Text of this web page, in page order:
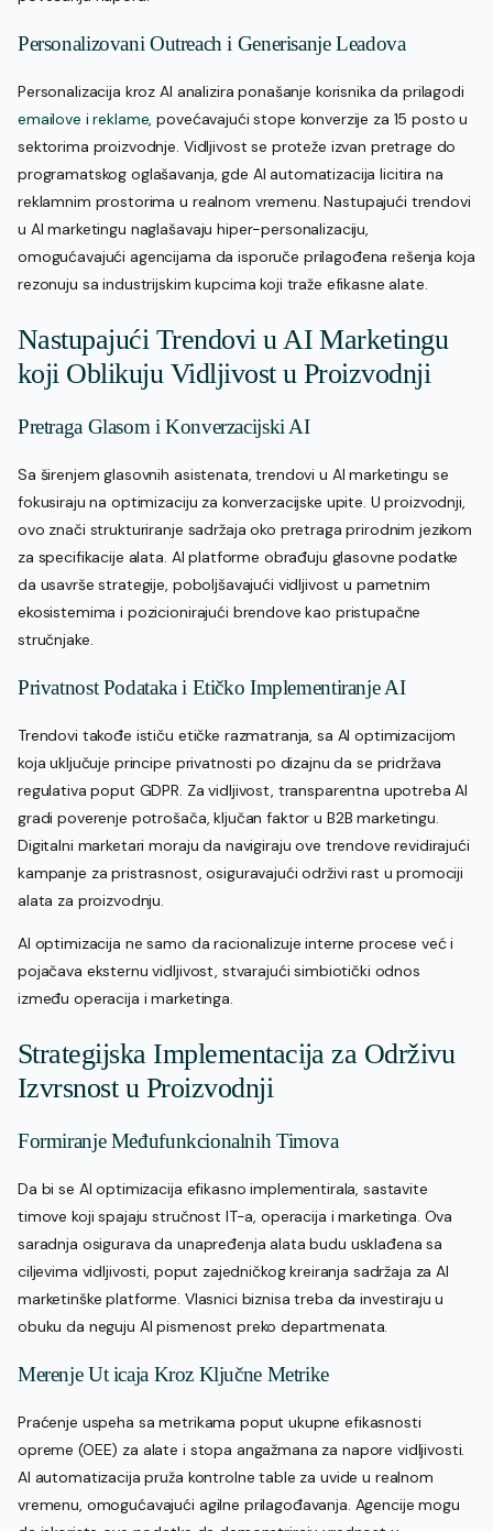
Personalizovani Outreach i Generisanje Leadova
Personalizacija kroz AI analizira ponašanje korisnika da prilagodi
emailove i reklame, povećavajući stope konverzije za 15 posto u
sektorima proizvodnje. Vidljivost se proteže izvan pretrage do
programatskog oglašavanja, gde AI automatizacija licitira na
reklamnim prostorima u realnom vremenu. Nastupajući trendovi
u AI marketingu naglašavaju hiper-personalizaciju,
omogućavajući agencijama da isporuče prilagođena rešenja koja
rezonuju sa industrijskim kupcima koji traže efikasne alate.
Nastupajući Trendovi u AI Marketingu
koji Oblikuju Vidljivost u Proizvodnji
Pretraga Glasom i Konverzacijski AI
Sa širenjem glasovnih asistenata, trendovi u AI marketingu se
fokusiraju na optimizaciju za konverzacijske upite. U proizvodnji,
ovo znači strukturiranje sadržaja oko pretraga prirodnim jezikom
za specifikacije alata. AI platforme obrađuju glasovne podatke
da usavrše strategije, poboljšavajući vidljivost u pametnim
ekosistemima i pozicionirajući brendove kao pristupačne
stručnjake.
Privatnost Podataka i Etičko Implementiranje AI
Trendovi takođe ističu etičke razmatranja, sa AI optimizacijom
koja uključuje principe privatnosti po dizajnu da se pridržava
regulativa poput GDPR. Za vidljivost, transparentna upotreba AI
gradi poverenje potrošača, ključan faktor u B2B marketingu.
Digitalni marketari moraju da navigiraju ove trendove revidirajući
kampanje za pristrasnost, osiguravajući održivi rast u promociji
alata za proizvodnju.
AI optimizacija ne samo da racionalizuje interne procese već i
pojačava eksternu vidljivost, stvarajući simbiotički odnos
između operacija i marketinga.
Strategijska Implementacija za Održivu
Izvrsnost u Proizvodnji
Formiranje Međufunkcionalnih Timova
Da bi se AI optimizacija efikasno implementirala, sastavite
timove koji spajaju stručnost IT-a, operacija i marketinga. Ova
saradnja osigurava da unapređenja alata budu usklađena sa
ciljevima vidljivosti, poput zajedničkog kreiranja sadržaja za AI
marketinške platforme. Vlasnici biznisa treba da investiraju u
obuku da neguju AI pismenost preko departmenata.
Merenje Ut icaja Kroz Ključne Metrike
Praćenje uspeha sa metrikama poput ukupne efikasnosti
opreme (OEE) za alate i stopa angažmana za napore vidljivosti.
AI automatizacija pruža kontrolne table za uvide u realnom
vremenu, omogućavajući agilne prilagođavanja. Agencije mogu